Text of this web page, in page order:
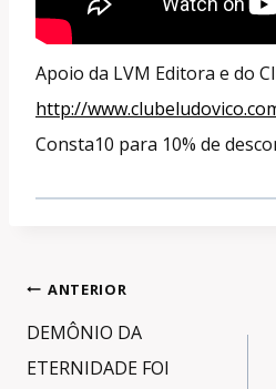
Apoio da LVM Editora e do
http://
Consta10 para 10% de
Navegação
de
Post
ANTERIOR
DEMÔNIO DA
ETERNIDADE FOI